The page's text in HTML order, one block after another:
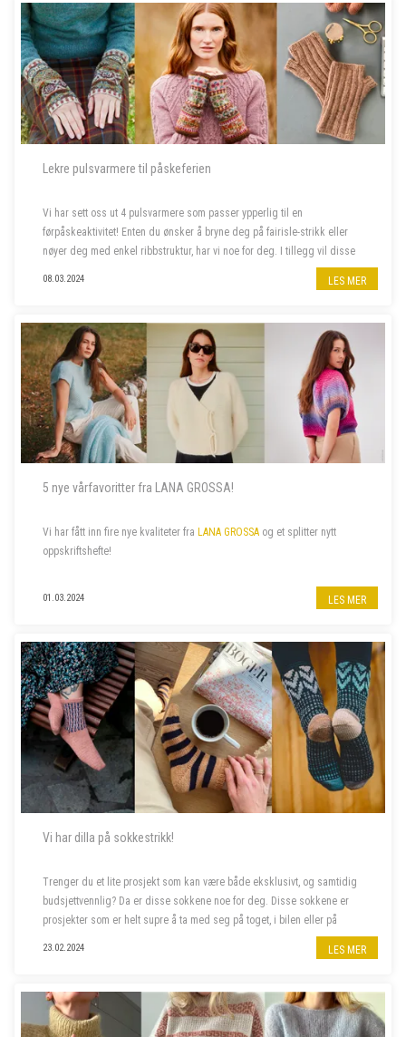
Lekre pulsvarmere til påskeferien
Vi har sett oss ut 4 pulsvarmere som passer ypperlig til en
førpåskeaktivitet! Enten du ønsker å bryne deg på fairisle-strikk eller
nøyer deg med enkel ribbstruktur, har vi noe for deg. I tillegg vil disse
08.03.2024 LES MER
5 nye vårfavoritter fra LANA GROSSA!
Vi har fått inn fire nye kvaliteter fra LANA GROSSA og et splitter nytt
oppskriftshefte!
01.03.2024 LES MER
Vi har dilla på sokkestrikk!
Trenger du et lite prosjekt som kan være både eksklusivt, og samtidig
budsjettvennlig? Da er disse sokkene noe for deg. Disse sokkene er
prosjekter som er helt supre å ta med seg på toget, i bilen eller på
23.02.2024 LES MER